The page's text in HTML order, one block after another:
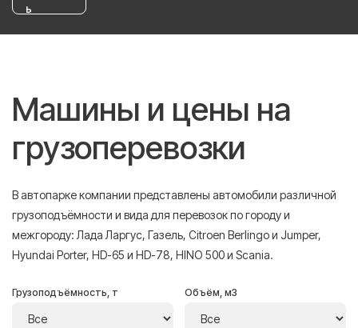
ь
Машины и цены на
грузоперевозки
В автопарке компании представлены автомобили различной
грузоподъёмности и вида для перевозок по городу и
межгороду: Лада Ларгус, Газель, Citroen Berlingo и Jumper,
Hyundai Porter, HD-65 и HD-78, HINO 500 и Scania.
Грузоподъёмность, т Объём, м3